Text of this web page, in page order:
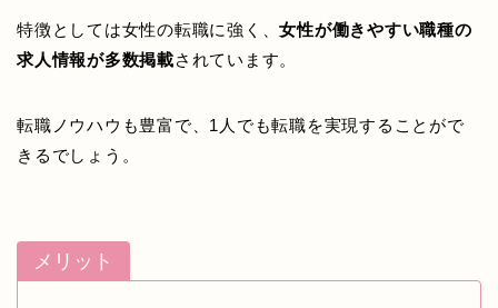
特徴としては女性の転職に強く、女性が働きやすい職種の
求人情報が多数掲載されています。
転職ノウハウも豊富で、1人でも転職を実現することがで
きるでしょう。
メリット